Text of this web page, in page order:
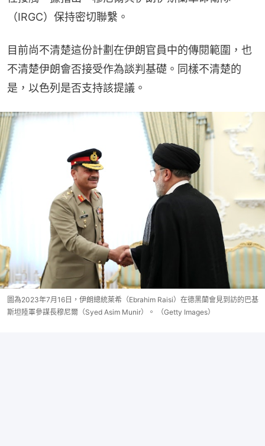
（IRGC）保持密切聯繫。
目前尚不清楚這份計劃在伊朗官員中的傳閱範圍，也
不清楚伊朗會否接受作為談判基礎。同樣不清楚的
是，以色列是否支持該提議。
圖為2023年7月16日，伊朗總統萊希（Ebrahim Raisi）在德黑蘭會見到訪的巴基
斯坦陸軍參謀長穆尼爾（Syed Asim Munir）。 （Getty Images）